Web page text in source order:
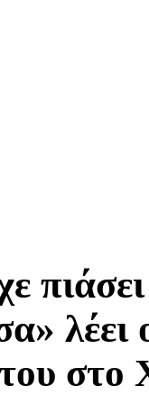
λέει
του στο